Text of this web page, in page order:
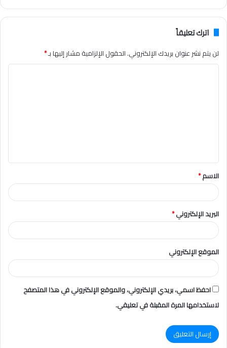
اترك تعليقاً
لن يتم نشر عنوان بريدك الإلكتروني.الحقول الإلزامية مشار إليها بـ*
ق
*
الاسم*
البريد الإلكتروني*
الموقع الإلكتروني
احفظ اسمي، بريدي الإلكتروني، والموقع الإلكتروني في هذا المتصفح
لاستخدامها المرة المقبلة في تعليقي.